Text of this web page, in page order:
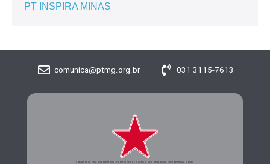
PT INSPIRA MINAS
comunica@ptmg.org.br 031 3115-7613
CADASTRE-SE PARA RECEBER MAIS INFORMAÇÕES DO PARTIDO DOS TRABALHADORES DE MINAS GERAIS